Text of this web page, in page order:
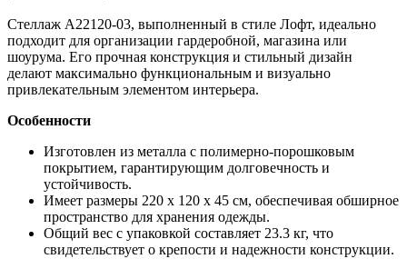
Стеллаж A22120-03, выполненный в стиле Лофт, идеально
подходит для организации гардеробной, магазина или
шоурума. Его прочная конструкция и стильный дизайн
делают максимально функциональным и визуально
привлекательным элементом интерьера.
Особенности
Изготовлен из металла с полимерно-порошковым
покрытием, гарантирующим долговечность и
устойчивость.
Имеет размеры 220 x 120 x 45 см, обеспечивая обширное
пространство для хранения одежды.
Общий вес с упаковкой составляет 23.3 кг, что
свидетельствует о крепости и надежности конструкции.